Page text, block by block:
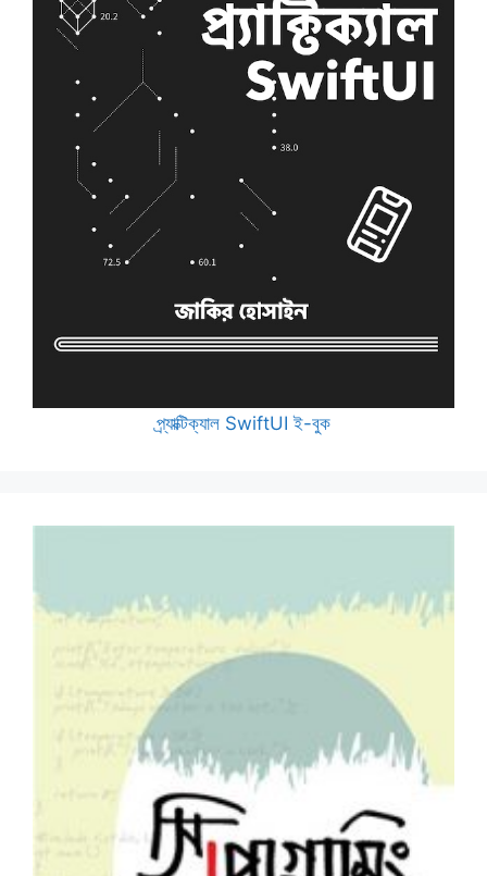
প্র্যাক্টিক্যাল SwiftUI ই-বুক